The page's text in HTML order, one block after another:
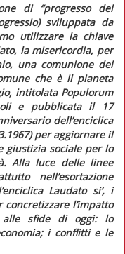
di “progresso dei
sviluppata da
utilizzare la chiave
la misericordia, per
, una comunione dei
che è il pianeta
intitolata Populorum
e pubblicata il 17
dell’enciclica
per aggiornare il
giustizia sociale per lo
Alla luce delle linee
nell’esortazione
Laudato si’, i
l’impatto
alle sfide di oggi: lo
i conflitti e le